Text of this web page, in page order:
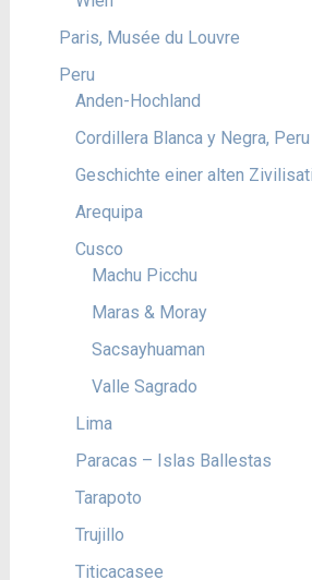
Paris, Musée du Louvre
Peru
Anden-Hochland
Cordillera Blanca y Negra, Peru
Geschichte einer alten
Arequipa
Cusco
Machu Picchu
Maras & Moray
Sacsayhuaman
Valle Sagrado
Lima
Paracas – Islas Ballestas
Tarapoto
Trujillo
Titicacasee